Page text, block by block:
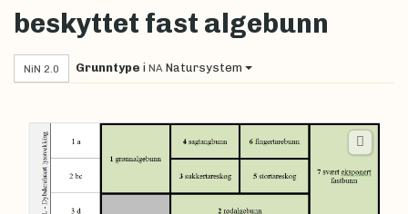
beskyttet fast algebunn
NiN 2.0 Grunntype i NA Natursystem